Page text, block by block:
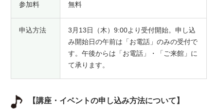
参加料 無料
申込方法
3月13日（木）9:00より受付開始。申し込
み開始日の午前は「お電話」のみの受付で
す。午後からは「お電話」・「ご来館」に
て承ります。
【講座・イベントの申し込み方法について】